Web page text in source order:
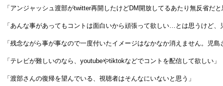
「アンジャッシュ渡部がtwitter再開したけどDM開放してるあたり無反省だと
「あんな事があってもコントは面白いから頑張って欲しい…とは思うけど、
「残念ながら事が事なので一度付いたイメージはなかなか消えません。児
「テレビが難しいのなら、youtubeやtiktokなどでコントを配信して欲しい」
「渡部さんの復帰を望んでいる、視聴者はそんなにいないと思う」